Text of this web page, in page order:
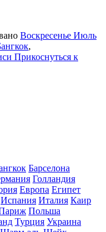
Воскресенье Июль
,
Прикоснуться к
Барселона
Голландия
Европа Египет
Испания Италия Каир
Польша
Турция Украина